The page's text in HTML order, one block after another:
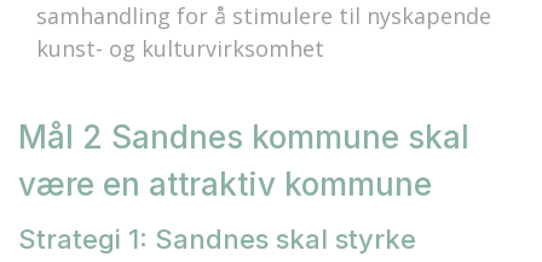
samhandling for å stimulere til nyskapende
kunst- og kulturvirksomhet
Mål 2 Sandnes kommune skal
være en attraktiv kommune
Strategi 1: Sandnes skal styrke